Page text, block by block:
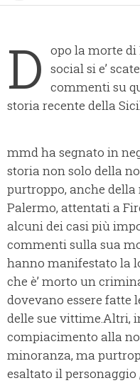
D opo la morte di
social si e’
commenti su
storia recente della
mmd ha segnato in
storia non solo della
purtroppo, anche della
Palermo, attentati a
alcuni dei casi più
commenti sulla sua
hanno manifestato la
che è’ morto un
dovevano essere fatte
delle sue vittime.Altri,
compiacimento alla
minoranza, ma
esaltato il